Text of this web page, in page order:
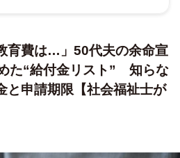
育費は…」50代夫の余命宣
た“給付金リスト” 知らな
と申請期限【社会福祉士が